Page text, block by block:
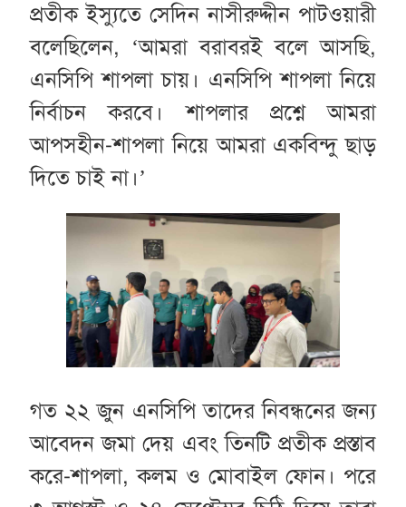
প্রতীক ইস্যুতে সেদিন নাসীরুদ্দীন পাটওয়ারী
বলেছিলেন, ‘আমরা বরাবরই বলে আসছি,
এনসিপি শাপলা চায়। এনসিপি শাপলা নিয়ে
নির্বাচন করবে। শাপলার প্রশ্নে আমরা
আপসহীন-শাপলা নিয়ে আমরা একবিন্দু ছাড়
দিতে চাই না।’
গত ২২ জুন এনসিপি তাদের নিবন্ধনের জন্য
আবেদন জমা দেয় এবং তিনটি প্রতীক প্রস্তাব
করে-শাপলা, কলম ও মোবাইল ফোন। পরে